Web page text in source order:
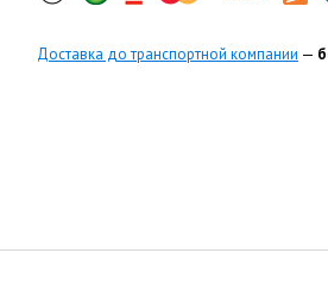
Доставка до транспортной компании —